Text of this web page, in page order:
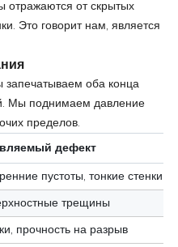
отражаются от скрытых
Это говорит нам, является
запечатываем оба конца
Мы поднимаем давление
пределов.
дефект
пустоты, тонкие стенки
трещины
прочность на разрыв